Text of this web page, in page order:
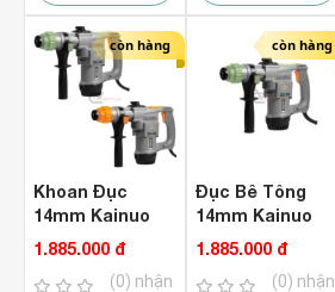
còn hàng
Khoan Đục
14mm Kainuo
8268C Hammer
1.885.000 đ
(0) nhận
còn hàng
Đục Bê Tông
14mm Kainuo
8268G Hammer
1.885.000 đ
(0) nhận